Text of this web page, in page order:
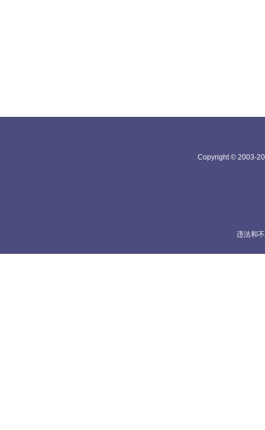
Copyright © 2003-
违法和